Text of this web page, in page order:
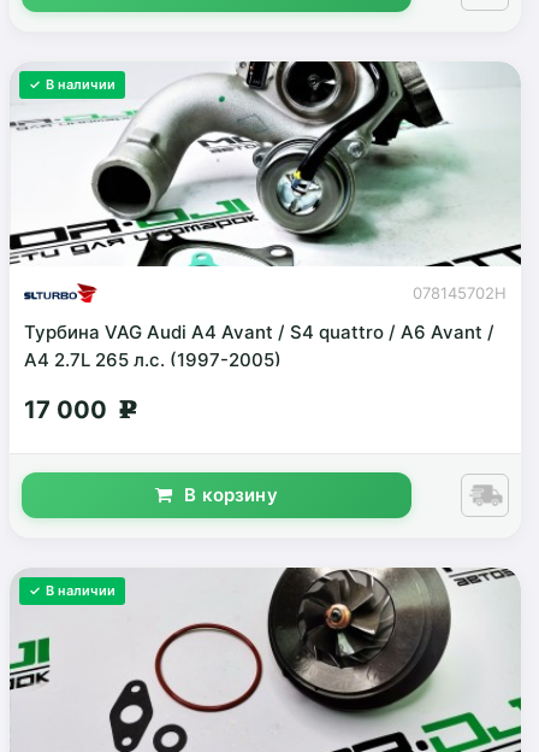
✓ В наличии
078145702H
Турбина VAG Audi A4 Avant / S4 quattro / A6 Avant /
A4 2.7L 265 л.с. (1997-2005)
17 000 g
В корзину
✓ В наличии